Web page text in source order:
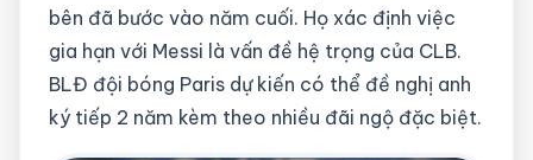
bên đã bước vào năm cuối. Họ xác định việc
gia hạn với Messi là vấn đề hệ trọng của CLB.
BLĐ đội bóng Paris dự kiến có thể đề nghị anh
ký tiếp 2 năm kèm theo nhiều đãi ngộ đặc biệt.